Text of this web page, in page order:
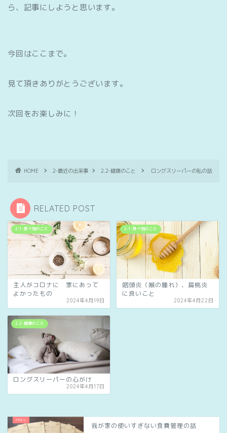
ら、記事にしようと思います。
今回はここまで。
見て頂きありがとうございます。
次回をお楽しみに！
HOME 2-最近の出来事 2.2-健康のこと ロングスリーパーの私の話
RELATED POST
2.1-食べ物のこと
主人がコロナに 家にあって
よかったもの
2024年4月19日
2.1-食べ物のこと
咽頭炎（喉の腫れ）、扁桃炎
に良いこと
2024年4月22日
2.2-健康のこと
ロングスリーパーの心がけ
2024年4月17日
我が家の使いすぎない食費管理の話